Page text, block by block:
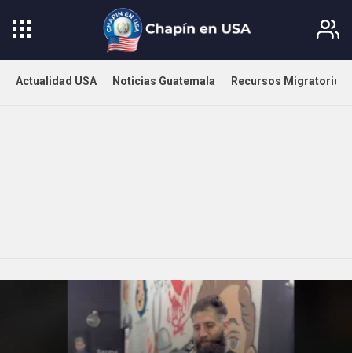
Actualidad USA Noticias Guatemala Recursos Migratorios